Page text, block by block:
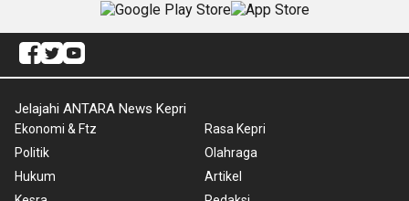
Jelajahi ANTARA News Kepri
Ekonomi & Ftz
Politik
Hukum
Rasa Kepri
Olahraga
Artikel